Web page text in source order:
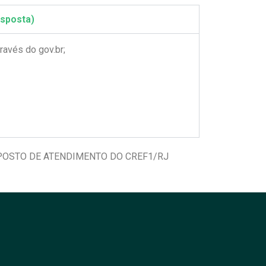
do gov.br;
DE ATENDIMENTO DO CREF1/RJ